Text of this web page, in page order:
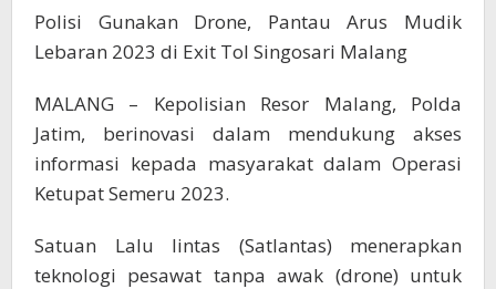
Polisi Gunakan Drone, Pantau Arus Mudik
Lebaran 2023 di Exit Tol Singosari Malang
MALANG – Kepolisian Resor Malang, Polda
Jatim, berinovasi dalam mendukung akses
informasi kepada masyarakat dalam Operasi
Ketupat Semeru 2023.
Satuan Lalu lintas (Satlantas) menerapkan
teknologi pesawat tanpa awak (drone) untuk